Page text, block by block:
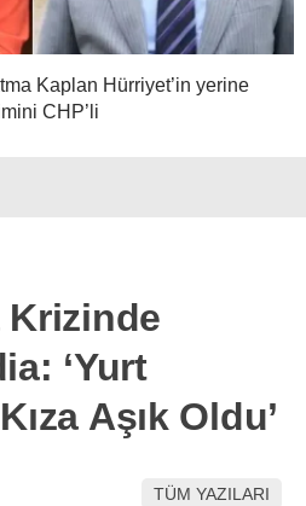
Kaplan Hürriyet’in yerine
CHP’li
Krizinde
‘Yurt
Aşık Oldu’
TÜM YAZILARI